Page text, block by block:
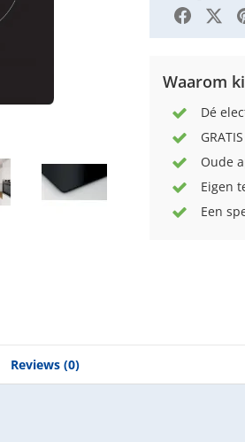
X-
Waarom
Dé
Oude
Eigen
Een
Reviews (0)